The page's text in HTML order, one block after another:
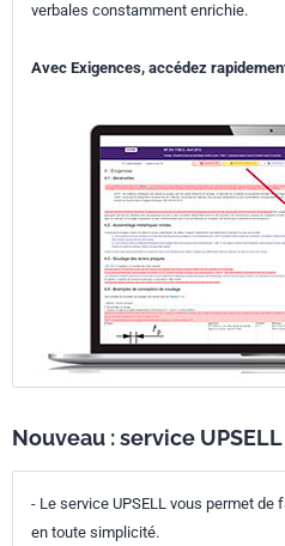
verbales constamment enrichie.
Avec Exigences, accédez
Nouveau : service UPSELL
- Le service UPSELL vous permet de
en toute simplicité.